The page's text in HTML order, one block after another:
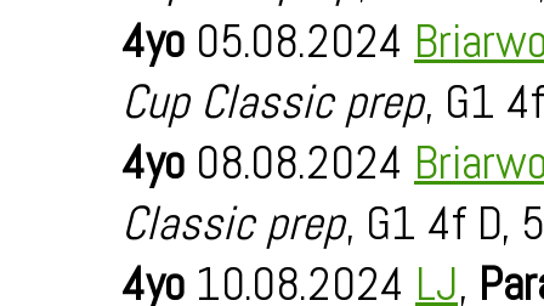
4yo 05.08.2024
Cup Classic prep, G1
4yo 08.08.2024
Classic prep, G1 4f D,
4yo 10.08.2024 LJ,